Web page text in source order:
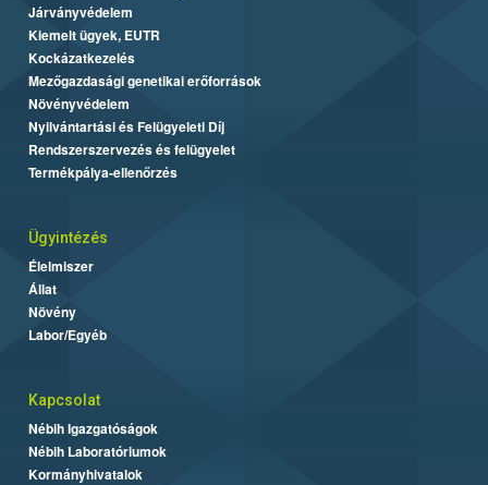
Járványvédelem
Kiemelt ügyek, EUTR
Kockázatkezelés
Mezőgazdasági genetikai erőforrások
Növényvédelem
Nyilvántartási és Felügyeleti Díj
Rendszerszervezés és felügyelet
Termékpálya-ellenőrzés
Ügyintézés
Élelmiszer
Állat
Növény
Labor/Egyéb
Kapcsolat
Nébih Igazgatóságok
Nébih Laboratóriumok
Kormányhivatalok